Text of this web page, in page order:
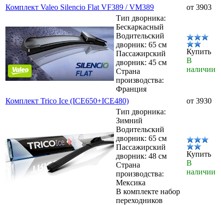
Комплект Valeo Silencio Flat VF389 / VM389
от 3903
Тип дворника:
Бескаркасный
Водительский
дворник: 65 см
Пассажирский
дворник: 45 см
Страна
производства:
Франция
Купить
В
наличии
Комплект Trico Ice (ICE650+ICE480)
от 3930
Тип дворника:
Зимний
Водительский
дворник: 65 см
Пассажирский
дворник: 48 см
Страна
производства:
Мексика
В комплекте набор
переходников
Купить
В
наличии